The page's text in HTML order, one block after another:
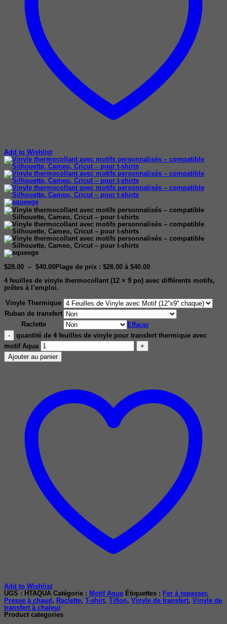
Add to Wishlist
$28.00 – $40.00 Plage de prix : $28.00 à $40.00
4 feuilles de vinyle thermocollant (12 × 9 po) avec différents motifs,
prêtes à l’emploi.
Vinyle Thermique
Ruban de transfert
Raclette
Effacer
quantité de 4 feuilles de vinyle pour transfert thermique avec
motif Aqua
Ajouter au panier
Add to Wishlist
UGS : HTAQUA Catégorie : Motif Aqua Étiquettes : Fer à repasser,
Presse à chaud , Raclette, T-shirt, Tiflon, Vinyle de transfert, Vinyle de
transfert à chaleur
Product categories